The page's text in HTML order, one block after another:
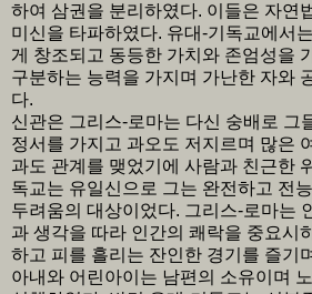
하여 삼권을 분리하였다. 이들은 자연
미신을 타파하였다. 유대-기독교에서
게 창조되고 동등한 가치와 존엄성을
구분하는 능력을 가지며 가난한 자와
다.
신관은 그리스-로마는 다신 숭배로 그
정서를 가지고 과오도 저지르며 많은
과도 관계를 맺었기에 사람과 친근한
독교는 유일신으로 그는 완전하고 전
두려움의 대상이었다. 그리스-로마는
과 생각을 따라 인간의 쾌락을 중요시
하고 피를 흘리는 잔인한 경기를 즐기
아내와 어린아이는 남편의 소유이며